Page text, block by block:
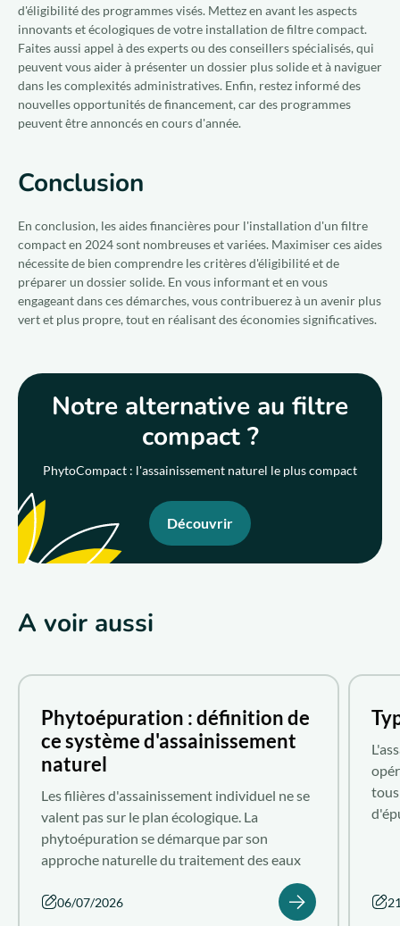
d'éligibilité des programmes visés. Mettez en avant les aspects
innovants et écologiques de votre installation de filtre compact.
Faites aussi appel à des experts ou des conseillers spécialisés, qui
peuvent vous aider à présenter un dossier plus solide et à naviguer
dans les complexités administratives. Enfin, restez informé des
nouvelles opportunités de financement, car des programmes
peuvent être annoncés en cours d'année.
Conclusion
En conclusion, les aides financières pour l'installation d'un filtre
compact en 2024 sont nombreuses et variées. Maximiser ces aides
nécessite de bien comprendre les critères d'éligibilité et de
préparer un dossier solide. En vous informant et en vous
engageant dans ces démarches, vous contribuerez à un avenir plus
vert et plus propre, tout en réalisant des économies significatives.
Notre alternative au filtre
compact ?
PhytoCompact : l'assainissement naturel le plus compact
Découvrir
A voir aussi
Phytoépuration : définition de
ce système d'assainissement
naturel
Les filières d'assainissement individuel ne se
valent pas sur le plan écologique. La
phytoépuration se démarque par son
approche naturelle du traitement des eaux
usées domestiques. Découvrez le système de
phytoépuration performant que propose
06/07/2026
tous